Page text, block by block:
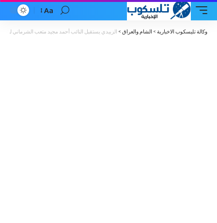
Font
Resizer
Aa
وكالة تليسكوب الاخبارية > الشام والعراق > الزبيدي يستقبل النائب أحمد مجيد متعب الشرماني